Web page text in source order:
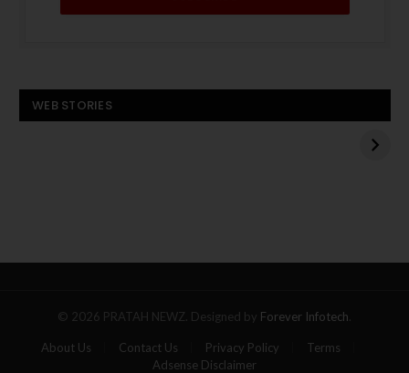
WEB STORIES
बस बनी आग का गोला, पांच
यात्रियों की मौत
पहले हमास का अमेरिकी
© 2026 PRATAH NEWZ. Designed by Forever Infotech
About Us Contact Us Privacy Policy
Terms
Adsense Disclaimer